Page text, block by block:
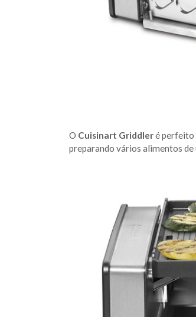
O Cuisinart Griddleré perfeito
preparando vários alimentos de